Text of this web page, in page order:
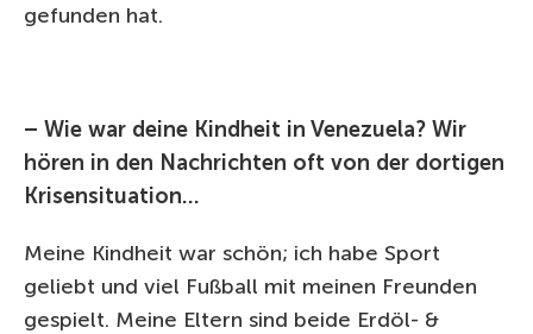
gefunden hat.
– Wie war deine Kindheit in Venezuela? Wir
hören in den Nachrichten oft von der dortigen
Krisensituation…
Meine Kindheit war schön; ich habe Sport
geliebt und viel Fußball mit meinen Freunden
gespielt. Meine Eltern sind beide Erdöl- &